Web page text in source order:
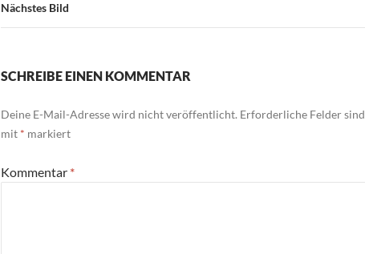
Nächstes Bild
SCHREIBE EINEN KOMMENTAR
Deine E-Mail-Adresse wird nicht veröffentlicht. Erforderliche Felder sind
mit * markiert
Kommentar *